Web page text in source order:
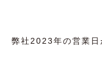
弊社2023年の営業日